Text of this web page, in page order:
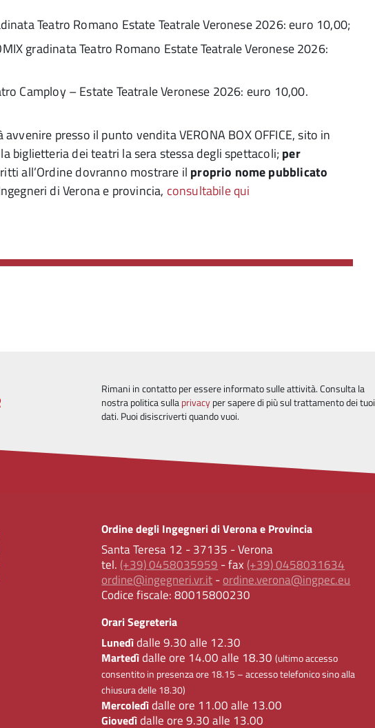
Teatro Romano Estate Teatrale Veronese 2026: euro 10,00;
gradinata Teatro Romano Estate Teatrale Veronese 2026:
Camploy – Estate Teatrale Veronese 2026: euro 10,00.
presso il punto vendita VERONA BOX OFFICE, sito in
biglietteria dei teatri la sera stessa degli spettacoli; per
all’Ordine dovranno mostrare il proprio nome pubblicato
di Verona e provincia, consultabile qui
Rimani in contatto per essere informato sulle attività. Consulta la
nostra politica sullaprivacyper sapere di più sul trattamento dei tuoi
dati. Puoi disiscriverti quando vuoi.
Ordine degli Ingegneri di Verona e Provincia
Santa Teresa 12 - 37135 - Verona
tel. (+39) 0458035959 - fax (+39) 0458031634
ordine@ingegneri.vr.it-ordine.verona@ingpec.eu
Codice fiscale:80015800230
Orari Segreteria
Lunedìdalle 9.30 alle 12.30
Martedìdalle ore 14.00 alle 18.30(ultimo accesso
consentito in presenza ore 18.15 – accesso telefonico sino alla
chiusura delle 18.30)
Mercoledìdalle ore 11.00 alle 13.00
Giovedìdalle ore 9.30 alle 13.00